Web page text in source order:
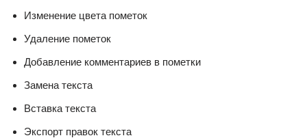
Изменение цвета пометок
Удаление пометок
Добавление комментариев в пометки
Замена текста
Вставка текста
Экспорт правок текста